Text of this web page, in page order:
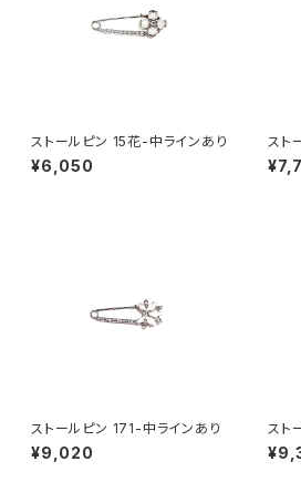
ストールピン 15花-中ラインあり
¥6,050
スト
中ラ
ストールピン 171-中ラインあり
¥9,020
スト
ライ